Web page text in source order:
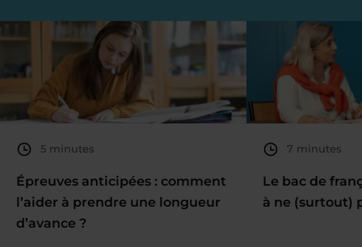
5 minutes
Épreuves anticipées : comment
l’aider à prendre une longueur
d’avance ?
7 minutes
Le bac de
à ne (surtout)